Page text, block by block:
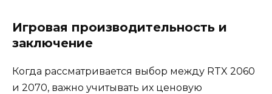
Игровая производительность и
заключение
Когда рассматривается выбор между RTX 2060
и 2070, важно учитывать их ценовую